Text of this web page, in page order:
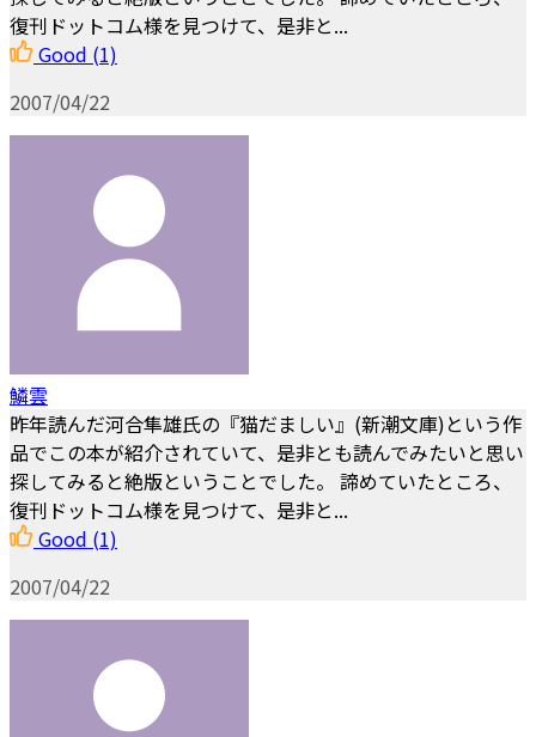
復刊ドットコム様を見つけて、是非と...
Good (1)
2007/04/22
鱗雲
昨年読んだ河合隼雄氏の『猫だましい』(新潮文庫)という作
品でこの本が紹介されていて、是非とも読んでみたいと思い
探してみると絶版ということでした。 諦めていたところ、
復刊ドットコム様を見つけて、是非と...
Good (1)
2007/04/22